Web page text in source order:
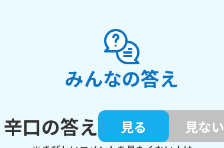
みんなの答え
辛口の答え
見る 見ない